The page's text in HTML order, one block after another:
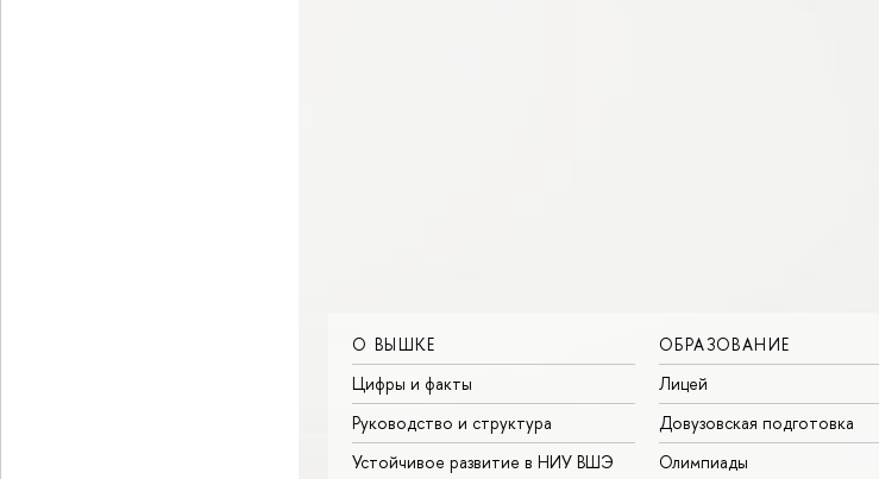
О ВЫШКЕ
Цифры и факты
Руководство и структура
Устойчивое развитие в НИУ ВШЭ
ОБРАЗОВАНИЕ
Лицей
Довузовская подготовка
Олимпиады